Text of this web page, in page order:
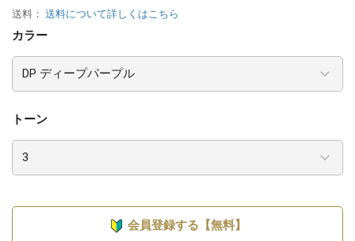
送料： 送料について詳しくはこちら
カラー
トーン
会員登録する【無料】